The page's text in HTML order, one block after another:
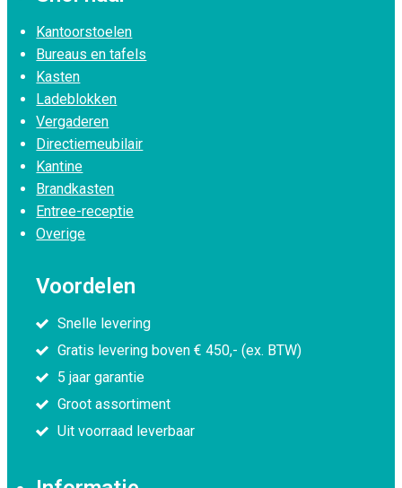
Kantoorstoelen
Bureaus en tafels
Kasten
Ladeblokken
Vergaderen
Directiemeubilair
Kantine
Brandkasten
Entree-receptie
Overige
Voordelen
Snelle levering
Gratis levering boven € 450,- (ex. BTW)
5 jaar garantie
Groot assortiment
Uit voorraad leverbaar